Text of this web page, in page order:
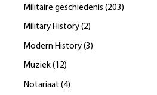
Militaire geschiedenis (203 )
Military History (2)
Modern History (3 )
Muziek (12)
Notariaat (4)